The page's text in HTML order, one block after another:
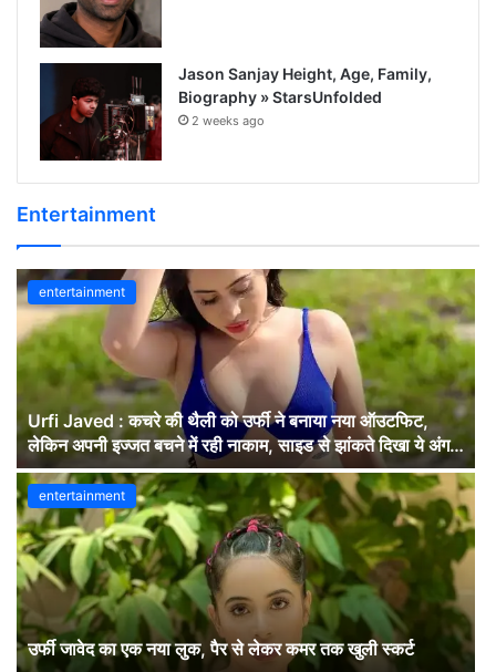
Jason Sanjay Height, Age, Family,
Biography » StarsUnfolded
2 weeks ago
Entertainment
entertainment
Urfi Javed : कचरे की थैली को उर्फी ने बनाया नया ऑउटफिट,
लेकिन अपनी इज्जत बचने में रही नाकाम, साइड से झांकते दिखा ये अंग,
लोग बोले- बस यही देखना…देखें वीडियों
entertainment
उर्फी जावेद का एक नया लुक, पैर से लेकर कमर तक खुली स्कर्ट